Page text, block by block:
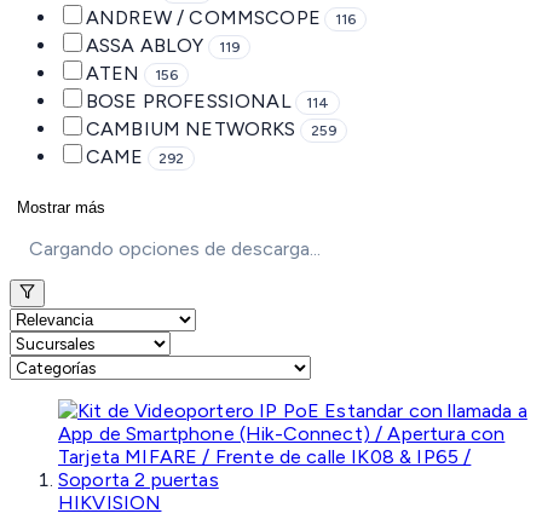
ANDREW / COMMSCOPE 116
ASSA ABLOY 119
ATEN 156
BOSE PROFESSIONAL 114
CAMBIUM NETWORKS 259
CAME 292
Mostrar más
Cargando opciones de descarga...
HIKVISION